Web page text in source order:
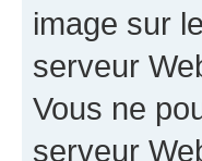
image sur
serveur
Vous ne
serveur